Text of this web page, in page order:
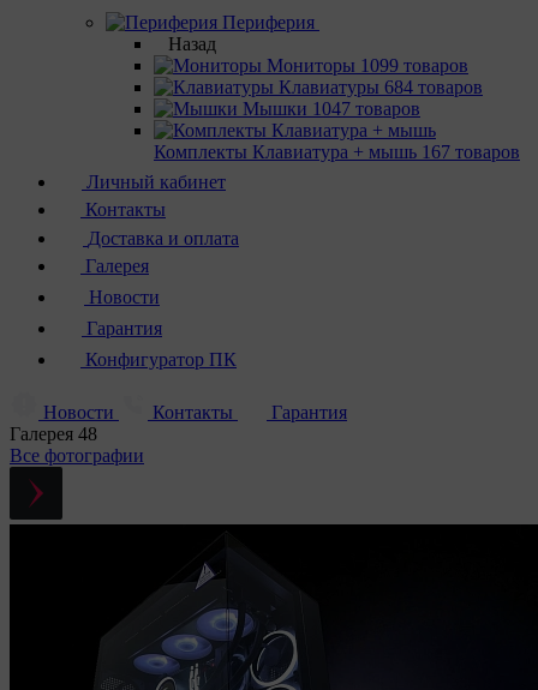
Периферия
Назад
Мониторы 1099 товаров
Клавиатуры 684 товаров
Мышки 1047 товаров
Комплекты Клавиатура + мышь 167 товаров
Личный кабинет
Контакты
Доставка и оплата
Галерея
Новости
Гарантия
Конфигуратор ПК
Новости Контакты
Гарантия
Галерея 48
Все фотографии